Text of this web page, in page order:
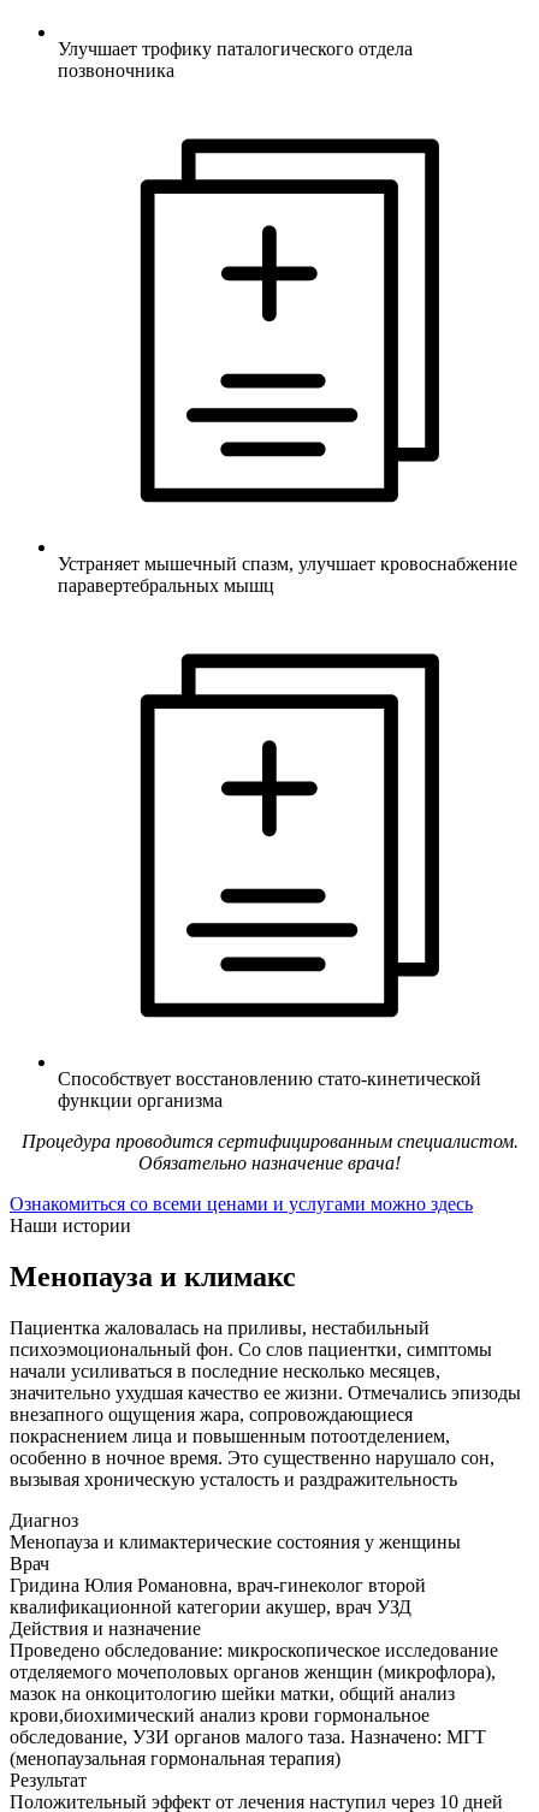
Улучшает трофику паталогического отдела
позвоночника
Устраняет мышечный спазм, улучшает кровоснабжение
паравертебральных мышц
Способствует восстановлению стато-кинетической
функции организма
Процедура проводится сертифицированным специалистом.
Обязательно назначение врача!
Ознакомиться со всеми ценами и услугами можно здесь
Наши истории
Менопауза и климакс
Пациентка жаловалась на приливы, нестабильный
психоэмоциональный фон. Со слов пациентки, симптомы
начали усиливаться в последние несколько месяцев,
значительно ухудшая качество ее жизни. Отмечались эпизоды
внезапного ощущения жара, сопровождающиеся
покраснением лица и повышенным потоотделением,
особенно в ночное время. Это существенно нарушало сон,
вызывая хроническую усталость и раздражительность
Диагноз
Менопауза и климактерические состояния у женщины
Врач
Гридина Юлия Романовна, врач-гинеколог второй
квалификационной категории акушер, врач УЗД
Действия и назначение
Проведено обследование: микроскопическое исследование
отделяемого мочеполовых органов женщин (микрофлора),
мазок на онкоцитологию шейки матки, общий анализ
крови,биохимический анализ крови гормональное
обследование, УЗИ органов малого таза. Назначено: МГТ
(менопаузальная гормональная терапия)
Результат
Положительный эффект от лечения наступил через 10 дней